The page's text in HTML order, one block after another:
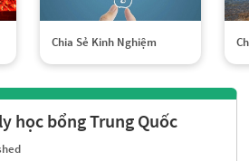
Chia Sẻ Kinh Nghiệm
học bổng Trung Quốc